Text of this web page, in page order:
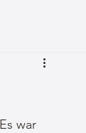
war